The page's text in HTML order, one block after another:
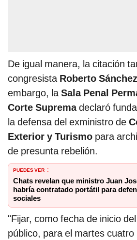
De igual manera, la citación
congresista Roberto
embargo, laSala Penal
Corte Supremadeclaró
la defensa del exministro de
Exterior y Turismo para
de presunta rebelión.
PUEDES VER :
Chats revelan que ministro Juan
habría contratado portátil para
sociales
"Fijar, como fecha de inicio
público, para el martes